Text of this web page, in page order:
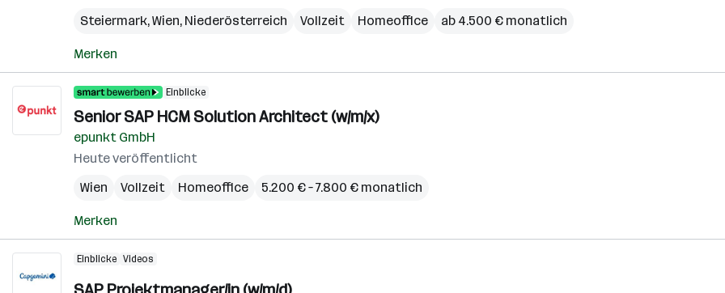
Steiermark,Wien, Niederösterreich Vollzeit Homeoffice ab 4.500 € monatlich
Merken
Einblicke
Senior SAP HCM Solution Architect (w/m/x)
epunkt GmbH
Heute veröffentlicht
Wien
Vollzeit Homeoffice 5.200 € – 7.800 € monatlich
Merken
Einblicke Videos